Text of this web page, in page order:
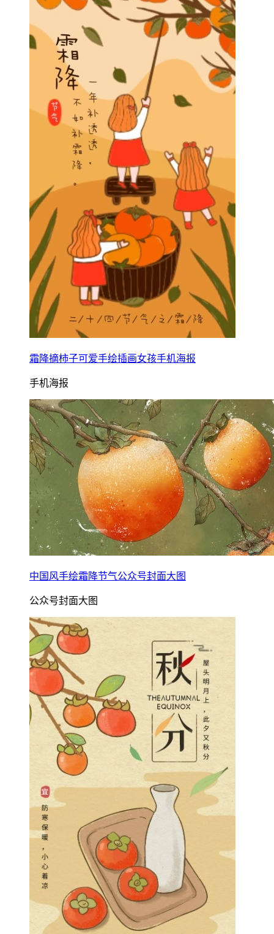
霜降摘柿子可爱手绘插画女孩手机海报
手机海报
中国风手绘霜降节气公众号封面大图
公众号封面大图